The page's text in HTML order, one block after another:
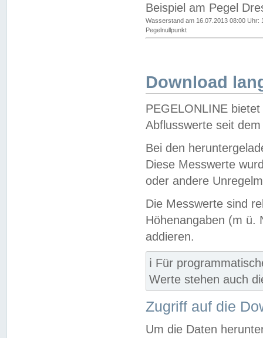
Beispiel am Pegel
Wasserstand am 16.07.2013 08:00 Uhr:
Pegelnullpunkt
Download
PEGELONLINE
Abflusswerte seit
Bei den
Diese Messwerte
oder andere
Die Messwerte sind
Höhenangaben (m ü.
addieren.
ℹ️ Für
Werte stehen auch
Zugriff auf die
Um die Daten